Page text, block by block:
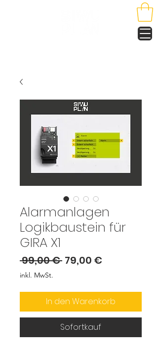
Alarmanlagen
Logikbaustein für
GIRA X1
99,00 € Standardpreis
79,00 €
inkl. MwSt.
In den Warenkorb
Sofortkauf